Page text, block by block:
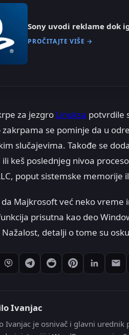
Sony uvodi reklame dok
PROČITAJTE VIŠE →
za jezgro Linuksa potvrdile
zakrpama se pominje da u
slučajevima. Takođe se
keš poslednjeg nivoa
poput sistemske memorije
Majkrosoft već neko vreme
prisutna kao deo
detalji o tome su
WhatsApp
Podeli: Viber
Podeli: Telegram
Podeli: Reddit
Podeli:Podeli:
Ivanjac
Ivanjac je osnivač i glavni urednik